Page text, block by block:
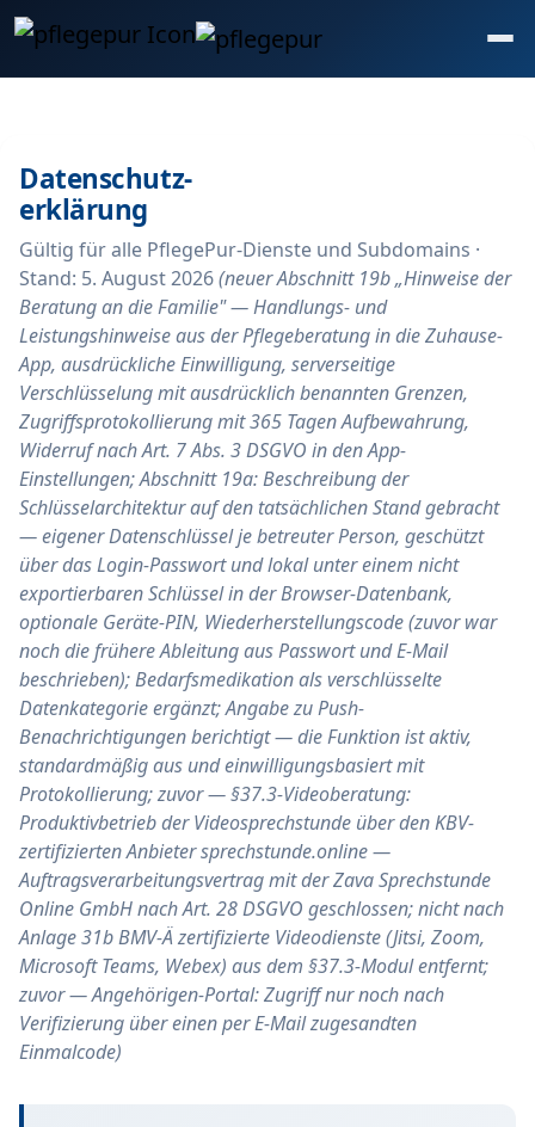
Zum Inhalt springen
Datenschutz-
erklärung
Gültig für alle PflegePur-Dienste und Subdomains ·
Stand: 5. August 2026(neuer Abschnitt 19b „Hinweise der
Beratung an die Familie" — Handlungs- und
Leistungshinweise aus der Pflegeberatung in die Zuhause-
App, ausdrückliche Einwilligung, serverseitige
Verschlüsselung mit ausdrücklich benannten Grenzen,
Zugriffsprotokollierung mit 365 Tagen Aufbewahrung,
Widerruf nach Art. 7 Abs. 3 DSGVO in den App-
Einstellungen; Abschnitt 19a: Beschreibung der
Schlüsselarchitektur auf den tatsächlichen Stand gebracht
— eigener Datenschlüssel je betreuter Person, geschützt
über das Login-Passwort und lokal unter einem nicht
exportierbaren Schlüssel in der Browser-Datenbank,
optionale Geräte-PIN, Wiederherstellungscode (zuvor war
noch die frühere Ableitung aus Passwort und E-Mail
beschrieben); Bedarfsmedikation als verschlüsselte
Datenkategorie ergänzt; Angabe zu Push-
Benachrichtigungen berichtigt — die Funktion ist aktiv,
standardmäßig aus und einwilligungsbasiert mit
Protokollierung; zuvor — §37.3-Videoberatung:
Produktivbetrieb der Videosprechstunde über den KBV-
zertifizierten Anbieter sprechstunde.online —
Auftragsverarbeitungsvertrag mit der Zava Sprechstunde
Online GmbH nach Art. 28 DSGVO geschlossen; nicht nach
Anlage 31b BMV-Ä zertifizierte Videodienste (Jitsi, Zoom,
Microsoft Teams, Webex) aus dem §37.3-Modul entfernt;
zuvor — Angehörigen-Portal: Zugriff nur noch nach
Verifizierung über einen per E-Mail zugesandten
Einmalcode)